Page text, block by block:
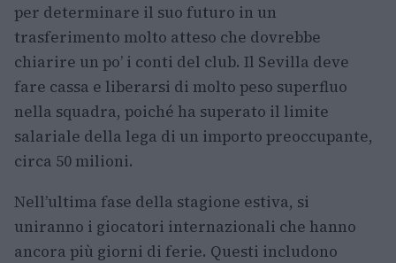
per determinare il suo futuro in un
trasferimento molto atteso che dovrebbe
chiarire un po’ i conti del club. Il Sevilla deve
fare cassa e liberarsi di molto peso superfluo
nella squadra, poiché ha superato il limite
salariale della lega di un importo preoccupante,
circa 50 milioni.
Nell’ultima fase della stagione estiva, si
uniranno i giocatori internazionali che hanno
ancora più giorni di ferie. Questi includono